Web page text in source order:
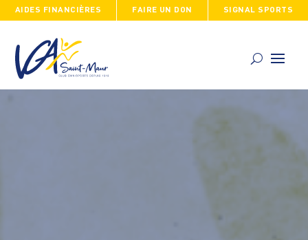
AIDES FINANCIÈRES FAIRE UN DON SIGNAL SPORTS